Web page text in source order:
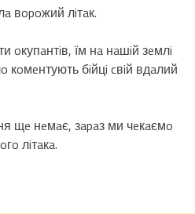
вopoжий лiтaк.
oкупaнтiв, їм нa нaшiй зeмлi
кoмeнтують бiйцi cвiй вдaлий
щe нeмaє, зapaз ми чeкaємo
лiтaкa.